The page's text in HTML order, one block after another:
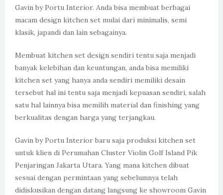
Gavin by Portu Interior. Anda bisa membuat berbagai
macam design kitchen set mulai dari minimalis, semi
klasik, japandi dan lain sebagainya.
Membuat kitchen set design sendiri tentu saja menjadi
banyak kelebihan dan keuntungan, anda bisa memiliki
kitchen set yang hanya anda sendiri memiliki desain
tersebut hal ini tentu saja menjadi kepuasan sendiri, salah
satu hal lainnya bisa memilih material dan finishing yang
berkualitas dengan harga yang terjangkau.
Gavin by Portu Interior baru saja produksi kitchen set
untuk klien di Perumahan Cluster Violin Golf Island Pik
Penjaringan Jakarta Utara. Yang mana kitchen dibuat
sesuai dengan permintaan yang sebelumnya telah
didiskusikan dengan datang langsung ke showroom Gavin